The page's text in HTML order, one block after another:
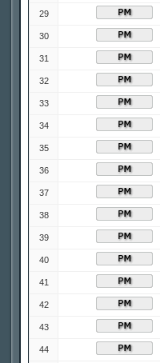
29
30
31
32
33
34
35
36
37
38
39
40
41
42
43
44